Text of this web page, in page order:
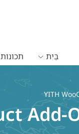
בַּיִת תכונות WPML